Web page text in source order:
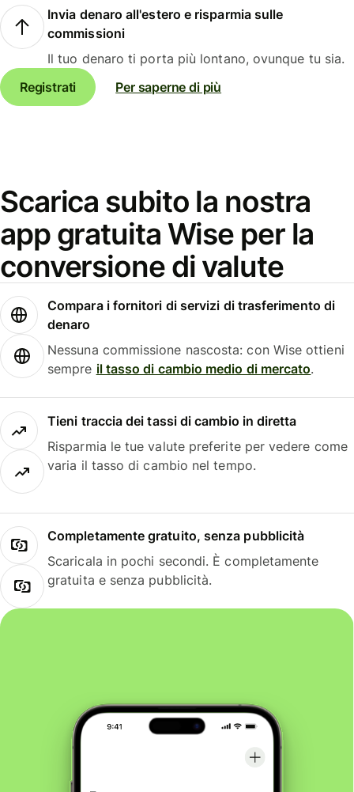
Invia denaro all'estero e risparmia sulle
commissioni
Il tuo denaro ti porta più lontano, ovunque tu sia.
Registrati
Per saperne di più
Scarica subito la nostra
app gratuita Wise per la
conversione di valute
Compara i fornitori di servizi di trasferimento di
denaro
Nessuna commissione nascosta: con Wise ottieni
sempre il tasso di cambio medio di mercato.
Tieni traccia dei tassi di cambio in diretta
Risparmia le tue valute preferite per vedere come
varia il tasso di cambio nel tempo.
Completamente gratuito, senza pubblicità
Scaricala in pochi secondi. È completamente
gratuita e senza pubblicità.